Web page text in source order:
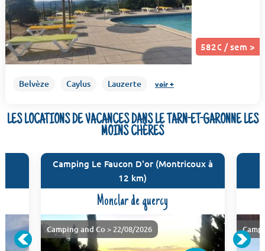
582€ / sem >
Belvèze Caylus Lauzerte voir +
LES LOCATIONS DE VACANCES DANS LE TARN-ET-GARONNE LES
MOINS CHÈRES
Camping Le Faucon D'or (Montricoux à
12 km)
Monclar de quercy
Camping and Co > 22/08/2026